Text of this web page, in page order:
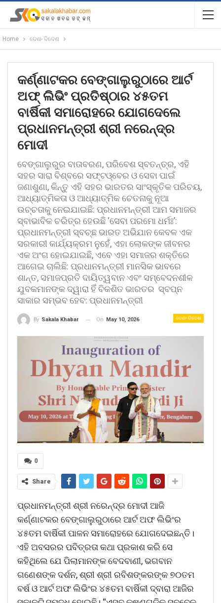
Home ଦେଶ- ବିଦେଶ
କର୍ଣ୍ଣାଟକର ବେଙ୍ଗାଲୁରୁଠାରେ ଆର୍ଟ
ଅଫ୍ ଲିଭିଂ ପ୍ରତିଷ୍ଠାର ୪୫ତମ
ବାର୍ଷିକୀ ସମାରୋହରେ ଯୋଗଦେଲେ
ପ୍ରଧାନମନ୍ତ୍ରୀ ଶ୍ରୀ ନରେନ୍ଦ୍ର
ମୋଦୀ
ବେଙ୍ଗାଲୁରୁର ବାତାବରଣ, ପରିବେଶ ସ୍ବତନ୍ତ୍ର, ଏହି
ସହର ସାରା ବିଶ୍ବରେ ସଫ୍ଟଓ୍ବେର ଓ ସେବା ପାଇଁ
ଜଣାଶୁଣା, କିନ୍ତୁ ଏହି ସହର ଭାରତର ସାଂସ୍କୃତିକ ପରିଚୟ,
ଆଧ୍ୟାତ୍ମିକତା ଓ ଆଧ୍ୟାତ୍ମିକ ଚେତନାକୁ ନୂଆ
ଉଚ୍ଚତାକୁ ନେଇଯାଇଛି: ପ୍ରଧାନମନ୍ତ୍ରୀ ଆମ ସମାଜର
ସ୍ବାଭାବିକ ଚରିତ୍ର ହେଉଛି ‘ସେବା ପରମୋ ଧର୍ମଃ’:
ପ୍ରଧାନମନ୍ତ୍ରୀ ସ୍ବଚ୍ଛ ଭାରତ ଅଭିଯାନ କେବଳ ଏକ
ସରକାରୀ କାର୍ଯ୍ୟକ୍ରମ ନୁହେଁ, ଏହା ଲୋକଙ୍କ ଜୀବନର
ଏକ ଅଂଗ ହୋଇଯାଇଛି, ଏବେ ଏହା ସମାଜର ଶକ୍ତିରେ
ଆଗେଇ ଚାଲିଛି: ପ୍ରଧାନମନ୍ତ୍ରୀ ମାନସିକ ଭାବରେ
ଶାନ୍ତ, ସମାଜପ୍ରତି ଦାୟିତ୍ୱବାନ ଏବଂ ସମ୍ବେଦନଶୀଳ
ଯୁବକମାନଙ୍କ ଦ୍ୱାରା ହିଁ ବିକଶିତ ଭାରତର ସ୍ବପ୍ନ
ସାକାର ସମ୍ଭବ ହେବ: ପ୍ରଧାନମନ୍ତ୍ରୀ
ଦେଶ- ବିଦେଶ
By Sakala Khabar On May 10, 2026
0
Share
ପ୍ରଧାନମନ୍ତ୍ରୀ ଶ୍ରୀ ନରେନ୍ଦ୍ର ମୋଦୀ ଆଜି
କର୍ଣ୍ଣାଟକର ବେଙ୍ଗାଲୁରୁଠାରେ ଆର୍ଟ ଅଫ ଲିଭିଂର
୪୫ତମ ବାର୍ଷିକୀ ପାଳନ ସମାରୋହରେ ଯୋଗଦେଇଛନ୍ତି।
ଏହି ଅବସରର ପବିତ୍ରତା କଥା ପ୍ରକାଶ କରି ସେ
କହିଥିଲେ ଯେ ପିଲାମାନଙ୍କ ବେଦବାଣୀ, ଭଗବାନ
ଗଣେଶଙ୍କ ଦର୍ଶନ, ଶ୍ରୀ ଶ୍ରୀ ରବିଶଙ୍କରଙ୍କ ୭୦ତମ
ବର୍ଷ ଓ ଆର୍ଟ ଅଫ ଲିଭିଂର ୪୫ତମ ବାର୍ଷିକୀ ଦ୍ବାରା ଆଜିର